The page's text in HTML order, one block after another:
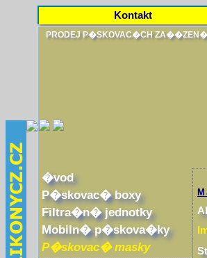
Kontakt
PRODEJ P�SKOVAC�CH
�vod
P�skovac� boxy
Filtra�n� jednotky
Mobiln� p�skova�ky
P�skovac� masky